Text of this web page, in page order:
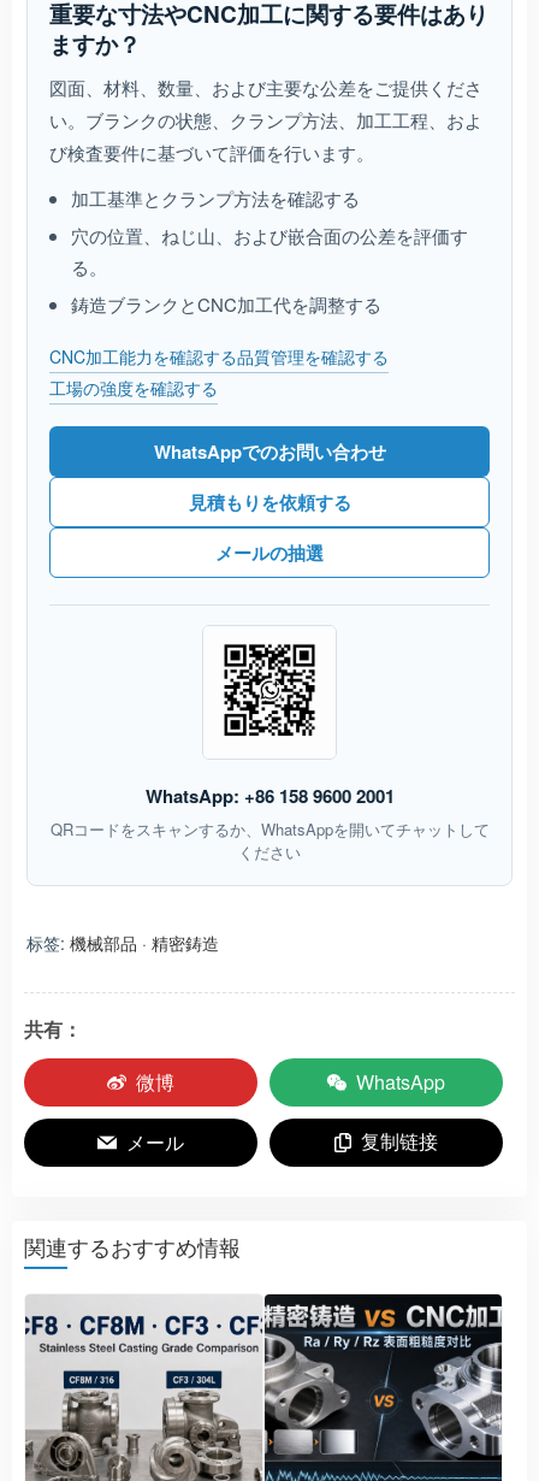
重要な寸法やCNC加工に関する要件はあり
ますか？
図面、材料、数量、および主要な公差をご提供くださ
い。ブランクの状態、クランプ方法、加工工程、およ
び検査要件に基づいて評価を行います。
加工基準とクランプ方法を確認する
穴の位置、ねじ山、および嵌合面の公差を評価す
る。
鋳造ブランクとCNC加工代を調整する
CNC加工能力を確認する品質管理を確認する
工場の強度を確認する
WhatsAppでのお問い合わせ
見積もりを依頼する
メールの抽選
WhatsApp: +86 158 9600 2001
QRコードをスキャンするか、WhatsAppを開いてチャットして
ください
标签: 機械部品 · 精密鋳造
共有：
微博
WhatsApp
メール 复制链接
関連するおすすめ情報